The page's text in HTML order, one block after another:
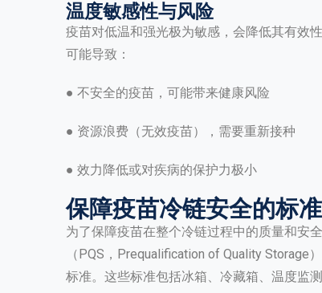
温度敏感性与风险
疫苗对低温和强光极为敏感，会降低其有效
可能导致：
● 不安全的疫苗，可能带来健康风险
● 资源浪费（无效疫苗），需要重新接种
● 效力降低或对疾病的保护力极小
保障疫苗冷链安全的标准
为了保障疫苗在整个冷链过程中的质量和安
（PQS，Prequalification of Quality
标准。这些标准包括冰箱、冷藏箱、温度监